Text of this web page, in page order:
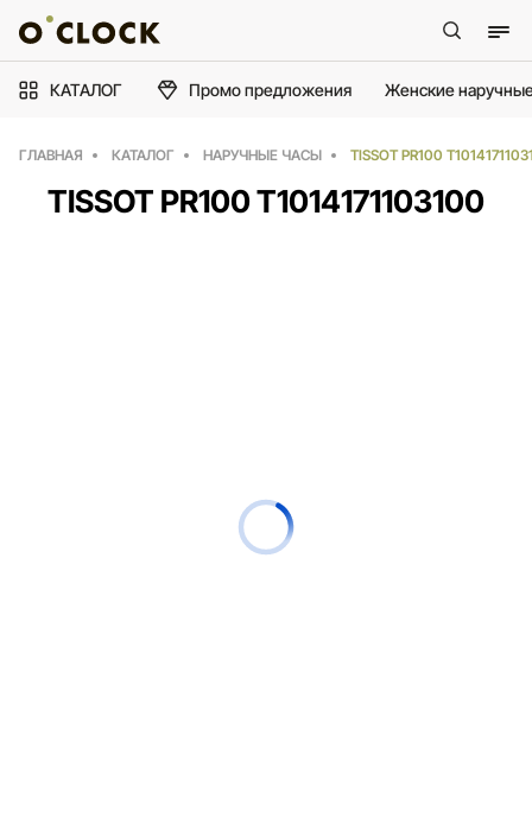
КАТАЛОГ Промо предложения Женские
ГЛАВНАЯ КАТАЛОГ НАРУЧНЫЕ ЧАСЫ TISSOT PR100
TISSOT PR100 T1014171103100